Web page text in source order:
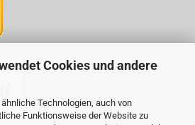
Cookies und andere
Technologien, auch von
Funktionsweise der Website zu